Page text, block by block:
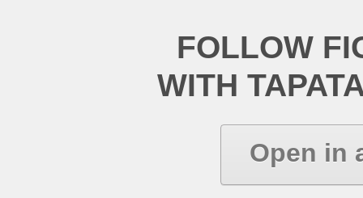
FOLLOW
WITH
Open in